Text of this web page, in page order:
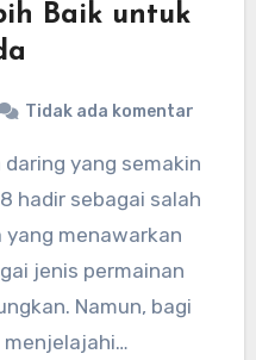
Baik untuk
Tidak ada komentar
hadir sebagai salah
menawarkan
jenis permainan
Namun, bagi
menjelajahi…